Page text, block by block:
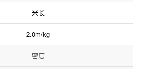
米长
2.0m/kg
密度